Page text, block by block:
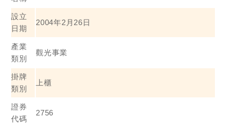
設立
日期
2004年2月26日
產業
類別
觀光事業
掛牌
類別
上櫃
證券
代碼
2756